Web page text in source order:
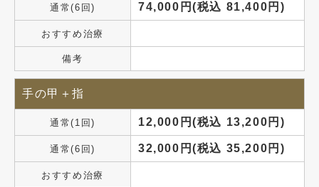
通常(6回) 74,000円(税込 81,400円)
おすすめ治療
備考
手の甲＋指
通常(1回) 12,000円(税込 13,200円)
通常(6回) 32,000円(税込 35,200円)
おすすめ治療